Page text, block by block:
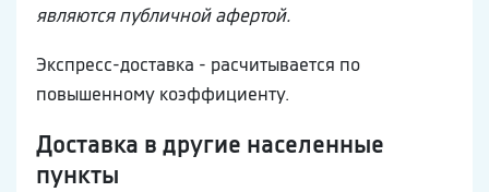
являются публичной афертой.
Экспресс-доставка - расчитывается по
повышенному коэффициенту.
Доставка в другие населенные
пункты